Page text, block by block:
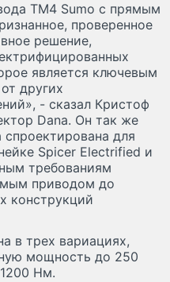
TM4 Sumo с прямым
проверенное
решение,
является ключевым
других
- сказал Кристоф
Dana. Он так же
для
Spicer Electrified и
требованиям
приводом до
конструкций
в трех вариациях,
мощность до 250
Нм.